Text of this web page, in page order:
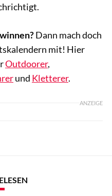
Dann mach doch
mit! Hier
Outdoorer,
und Kletterer.
ANZEIGE